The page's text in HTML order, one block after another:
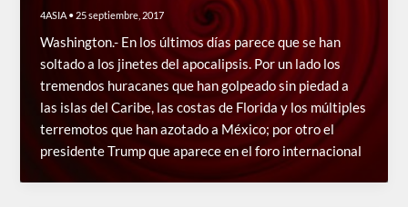
4ASIA • 25 septiembre, 2017
Washington.- En los últimos días parece que se han
soltado a los jinetes del apocalipsis. Por un lado los
tremendos huracanes que han golpeado sin piedad a
las islas del Caribe, las costas de Florida y los múltiples
terremotos que han azotado a México; por otro el
presidente Trump que aparece en el foro internacional